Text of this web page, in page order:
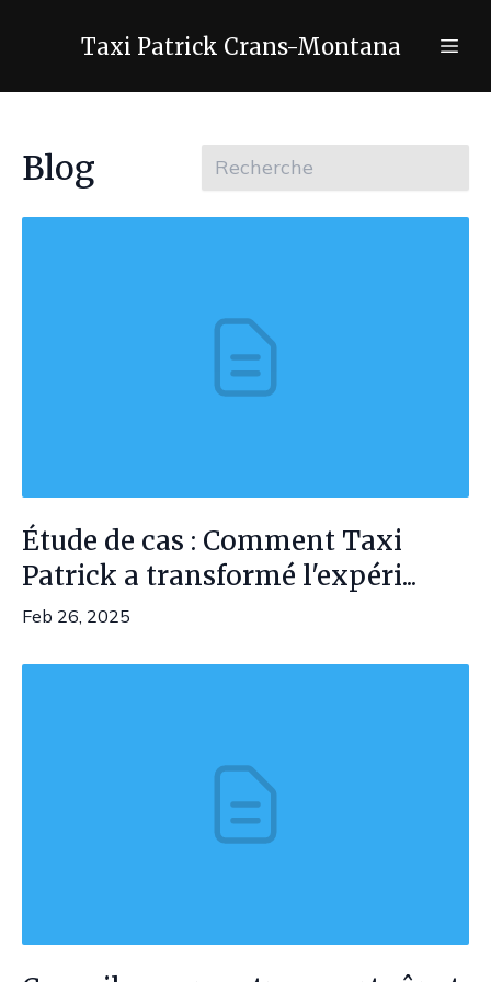
Taxi Patrick Crans-Montana
Blog
Étude de cas : Comment Taxi
Patrick a transformé l'expéri...
Feb 26, 2025